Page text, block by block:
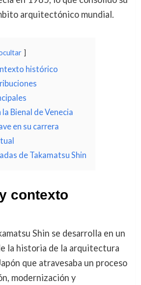
arquitectónico mundial.
histórico
la Bienal de Venecia
en su carrera
de Takamatsu Shin
contexto
Shin se desarrolla en un
la historia de la arquitectura
que atravesaba un proceso
modernización y